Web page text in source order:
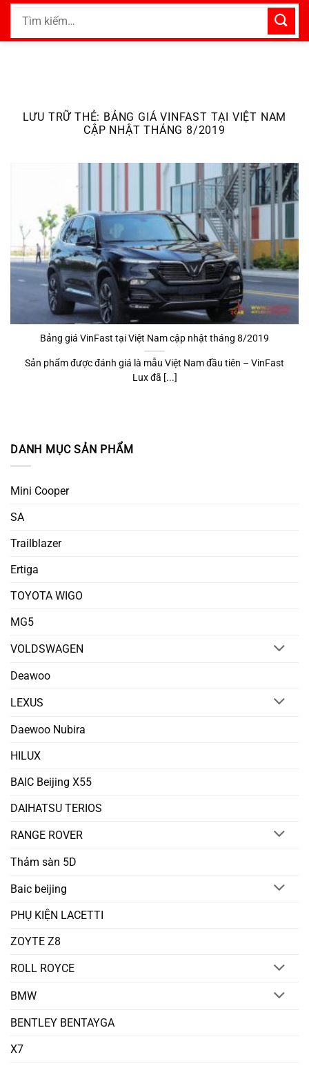
Bỏ
nội
Tìm
LƯU TRỮ THẺ: BẢNG GIÁ VINFAST TẠI VIỆT NAM
CẬP NHẬT THÁNG 8/2019
DANH MỤC SẢN PHẨM
Mini Cooper
SA
Trailblazer
Ertiga
TOYOTA WIGO
MG5
VOLDSWAGEN
Deawoo
LEXUS
Daewoo Nubira
HILUX
BAIC Beijing X55
DAIHATSU TERIOS
RANGE ROVER
Thảm sàn 5D
Baic beijing
PHỤ KIỆN LACETTI
ZOYTE Z8
ROLL ROYCE
BMW
BENTLEY BENTAYGA
X7
Bảng giá VinFast tại Việt Nam cập nhật tháng 8/2019
Sản phẩm được đánh giá là mẫu Việt Nam đầu tiên – VinFast
Lux đã [...]